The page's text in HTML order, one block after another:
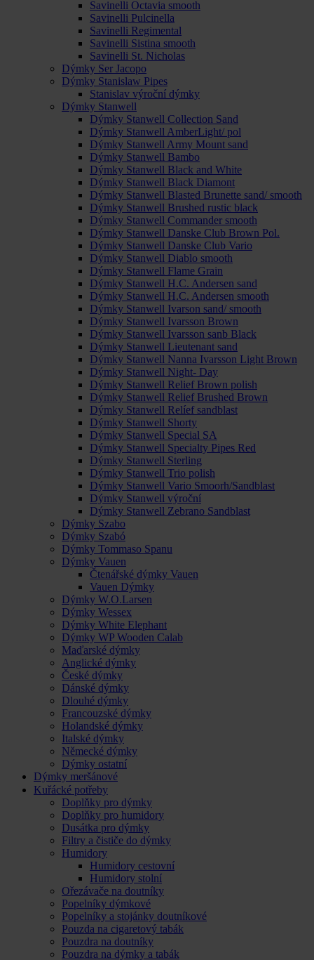
Savinelli Octavia smooth
Savinelli Pulcinella
Savinelli Regimental
Savinelli Sistina smooth
Savinelli St. Nicholas
Dýmky Ser Jacopo
Dýmky Stanislaw Pipes
Stanislav výroční dýmky
Dýmky Stanwell
Dýmky Stanwell Collection Sand
Dýmky Stanwell AmberLight/ pol
Dýmky Stanwell Army Mount sand
Dýmky Stanwell Bambo
Dýmky Stanwell Black and White
Dýmky Stanwell Black Diamont
Dýmky Stanwell Blasted Brunette sand/ smooth
Dýmky Stanwell Brushed rustic black
Dýmky Stanwell Commander smooth
Dýmky Stanwell Danske Club Brown Pol.
Dýmky Stanwell Danske Club Vario
Dýmky Stanwell Diablo smooth
Dýmky Stanwell Flame Grain
Dýmky Stanwell H.C. Andersen sand
Dýmky Stanwell H.C. Andersen smooth
Dýmky Stanwell Ivarson sand/ smooth
Dýmky Stanwell Ivarsson Brown
Dýmky Stanwell Ivarsson sanb Black
Dýmky Stanwell Lieutenant sand
Dýmky Stanwell Nanna Ivarsson Light Brown
Dýmky Stanwell Night- Day
Dýmky Stanwell Relief Brown polish
Dýmky Stanwell Relief Brushed Brown
Dýmky Stanwell Relíef sandblast
Dýmky Stanwell Shorty
Dýmky Stanwell Special SA
Dýmky Stanwell Specialty Pipes Red
Dýmky Stanwell Sterling
Dýmky Stanwell Trio polish
Dýmky Stanwell Vario Smoorh/Sandblast
Dýmky Stanwell výroční
Dýmky Stanwell Zebrano Sandblast
Dýmky Szabo
Dýmky Szabó
Dýmky Tommaso Spanu
Dýmky Vauen
Čtenářské dýmky Vauen
Vauen Dýmky
Dýmky W.O.Larsen
Dýmky Wessex
Dýmky White Elephant
Dýmky WP Wooden Calab
Maďarské dýmky
Anglické dýmky
České dýmky
Dánské dýmky
Dlouhé dýmky
Francouzské dýmky
Holandské dýmky
Italské dýmky
Německé dýmky
Dýmky ostatní
Dýmky meršánové
Kuřácké potřeby
Doplňky pro dýmky
Doplňky pro humidory
Dusátka pro dýmky
Filtry a čističe do dýmky
Humidory
Humidory cestovní
Humidory stolní
Ořezávače na doutníky
Popelníky dýmkové
Popelníky a stojánky doutníkové
Pouzda na cigaretový tabák
Pouzdra na doutníky
Pouzdra na dýmky a tabák